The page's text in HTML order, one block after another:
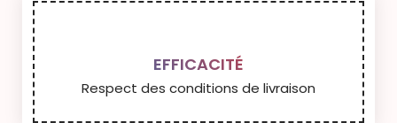
EFFICACITÉ
Respect des conditions de livraison